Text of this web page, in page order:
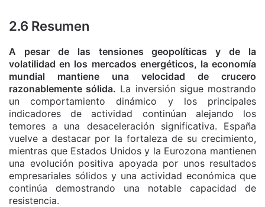
2.6 Resumen
A pesar de las tensiones geopolíticas y de la
volatilidad en los mercados energéticos, la economía
mundial mantiene una velocidad de crucero
razonablemente sólida. La inversión sigue mostrando
un comportamiento dinámico y los principales
indicadores de actividad continúan alejando los
temores a una desaceleración significativa. España
vuelve a destacar por la fortaleza de su crecimiento,
mientras que Estados Unidos y la Eurozona mantienen
una evolución positiva apoyada por unos resultados
empresariales sólidos y una actividad económica que
continúa demostrando una notable capacidad de
resistencia.